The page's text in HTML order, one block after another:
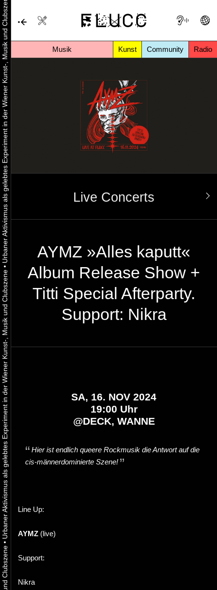
Musik Kunst Community Radio
•
Urbaner Aktivismus als gelebtes Experiment in der Wiener Kunst-, Musik und Clubszene
•
Urbaner Aktivismus als gelebtes Experiment in der Wiener Kunst-, Musik und Clubszene Live Concerts
AYMZ »Alles kaputt«
Album Release Show +
Titti Special Afterparty.
Support: Nikra
SA, 16. NOV 2024
19:00 Uhr
@DECK, WANNE
Hier ist endlich queere Rockmusik die Antwort auf die
cis-männerdominierte Szene!
Line Up:
AYMZ (live)
Support:
Nikra